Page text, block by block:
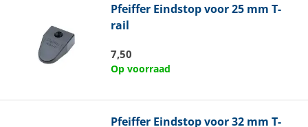
Pfeiffer Eindstop voor 25 mm T-
rail
7,50
Op voorraad
Pfeiffer Eindstop voor 32 mm T-